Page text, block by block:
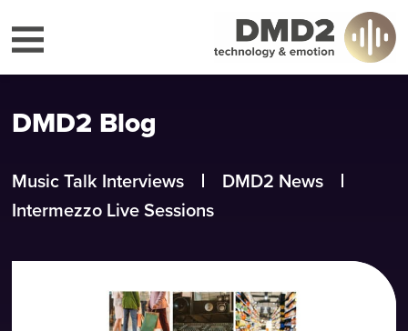
DMD2 Blog
Music Talk Interviews
DMD2 News
Intermezzo Live Sessions